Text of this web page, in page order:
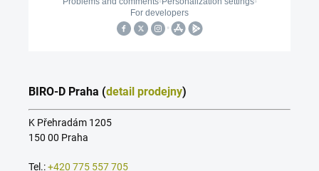
BIRO-D Praha (detail prodejny)
K Přehradám 1205
150 00 Praha
Tel.:+420 775 557 705